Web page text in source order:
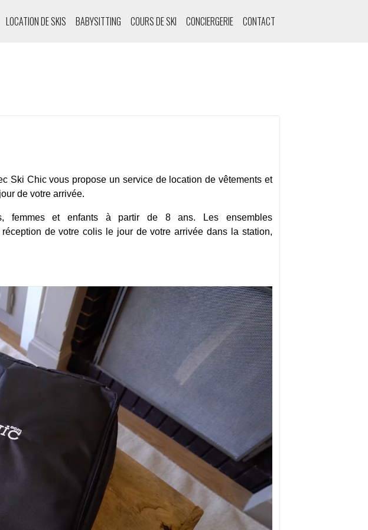
LOCATION DE SKIS BABYSITTING COURS DE SKI CONCIERGERIE CONTACT
Ski Chicvous propose un service de location de vêtements et
de votre arrivée.
femmes et enfants à partir de 8 ans. Les ensembles
de votre colis le jour de votre arrivée dans la station,